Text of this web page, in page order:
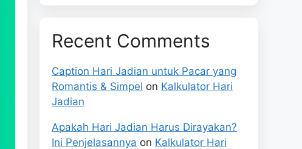
Recent Comments
Caption Hari Jadian untuk Pacar yang
Romantis & Simpel on Kalkulator Hari
Jadian
Apakah Hari Jadian Harus Dirayakan?
Ini Penjelasannya on Kalkulator Hari